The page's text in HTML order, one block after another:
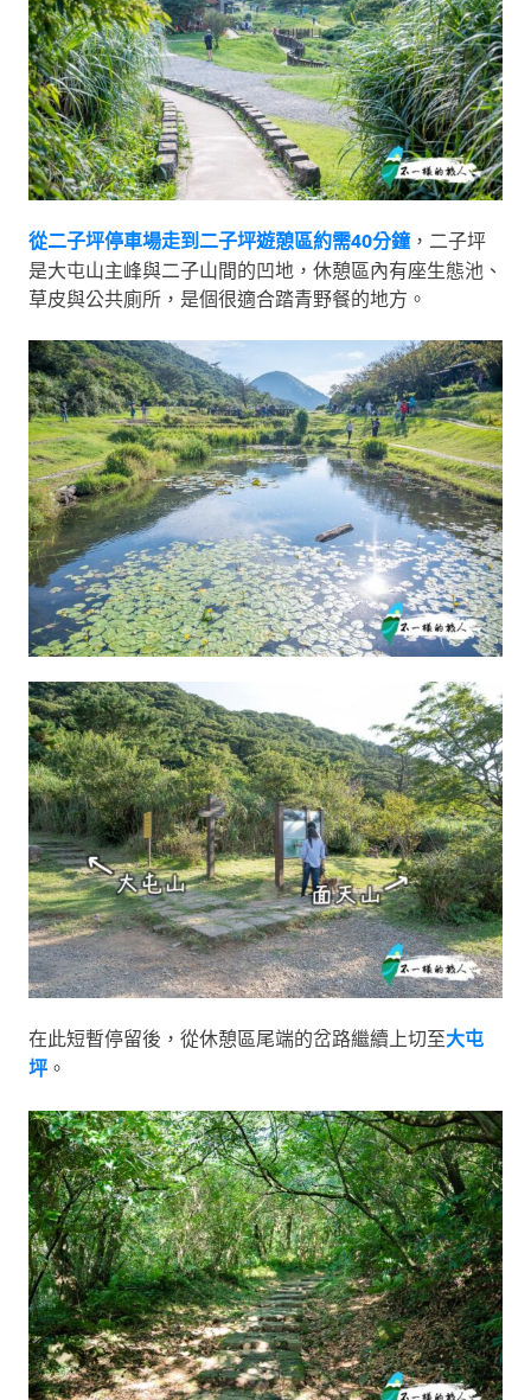
從二子坪停車場走到二子坪遊憩區約需40分鐘，二子坪
是大屯山主峰與二子山間的凹地，休憩區內有座生態池、
草皮與公共廁所，是個很適合踏青野餐的地方。
在此短暫停留後，從休憩區尾端的岔路繼續上切至大屯
坪 。